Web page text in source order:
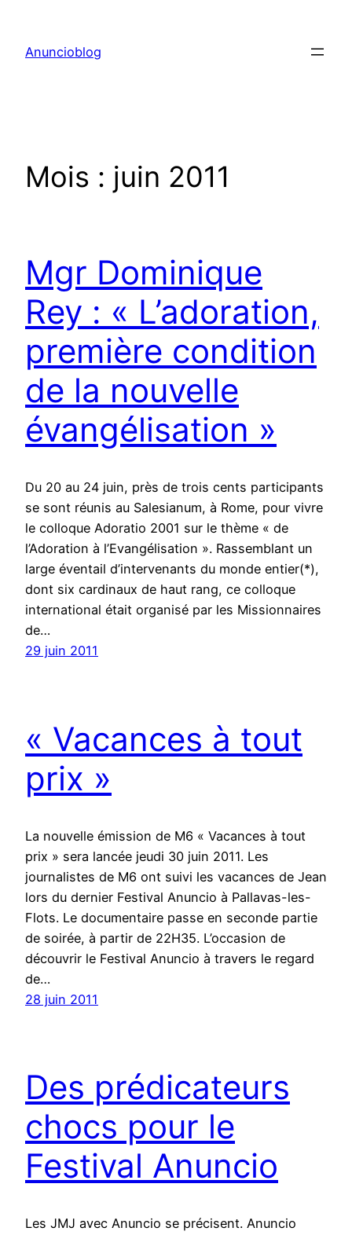
contenu
Anuncioblog
Mois : juin 2011
Mgr Dominique
Rey : « L’adoration,
première condition
de la nouvelle
évangélisation »
Du 20 au 24 juin, près de trois cents participants
se sont réunis au Salesianum, à Rome, pour vivre
le colloque Adoratio 2001 sur le thème « de
l’Adoration à l’Evangélisation ». Rassemblant un
large éventail d’intervenants du monde entier(*),
dont six cardinaux de haut rang, ce colloque
international était organisé par les Missionnaires
de…
29 juin 2011
« Vacances à tout
prix »
La nouvelle émission de M6 « Vacances à tout
prix » sera lancée jeudi 30 juin 2011. Les
journalistes de M6 ont suivi les vacances de Jean
lors du dernier Festival Anuncio à Pallavas-les-
Flots. Le documentaire passe en seconde partie
de soirée, à partir de 22H35. L’occasion de
découvrir le Festival Anuncio à travers le regard
de…
28 juin 2011
Des prédicateurs
chocs pour le
Festival Anuncio
Les JMJ avec Anuncio se précisent. Anuncio